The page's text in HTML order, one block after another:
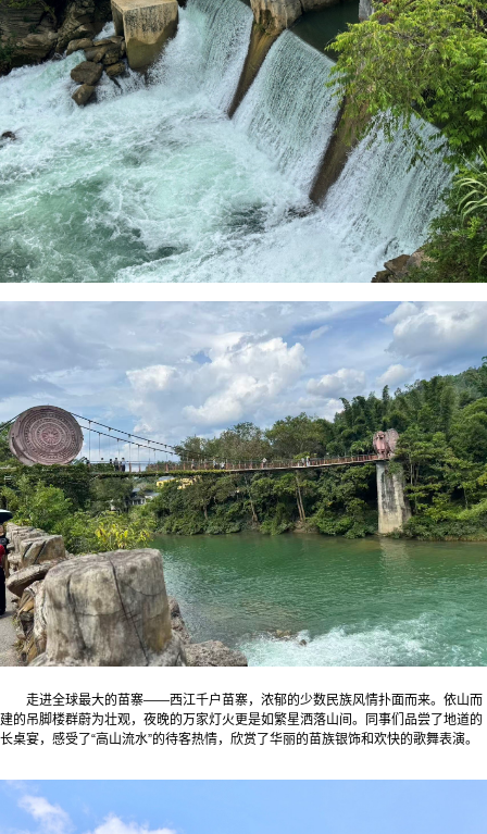
走进全球最大的苗寨——西江千户苗寨，浓郁的少数民族风情扑面而来。依山而
建的吊脚楼群蔚为壮观，夜晚的万家灯火更是如繁星洒落山间。同事们品尝了地道的
长桌宴，感受了“高山流水”的待客热情，欣赏了华丽的苗族银饰和欢快的歌舞表演。